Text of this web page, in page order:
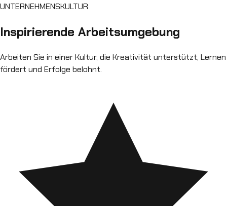
UNTERNEHMENSKULTUR
Inspirierende Arbeitsumgebung
Arbeiten Sie in einer Kultur, die Kreativität unterstützt, Lernen
fördert und Erfolge belohnt.